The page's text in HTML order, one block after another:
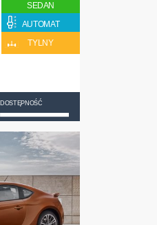
SEDAN
AUTOMAT
TYLNY
DOSTĘPNOŚĆ